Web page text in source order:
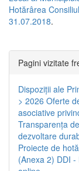
Hotărârea
31.07.2018.
Pagini vizitate
Dispoziţii ale
> 2026 Oferte
asociative
Transparenţa
dezvoltare
Proiecte de
(Anexa 2) DDI -